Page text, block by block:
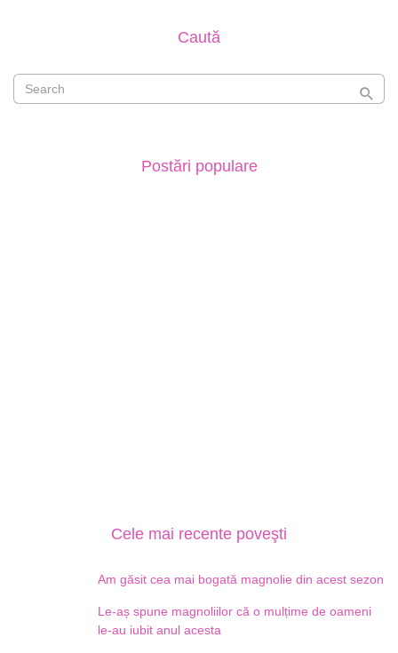
Caută
Postări populare
Cele mai recente poveşti
Am găsit cea mai bogată magnolie din acest sezon
Le-aș spune magnoliilor că o mulțime de oameni
le-au iubit anul acesta